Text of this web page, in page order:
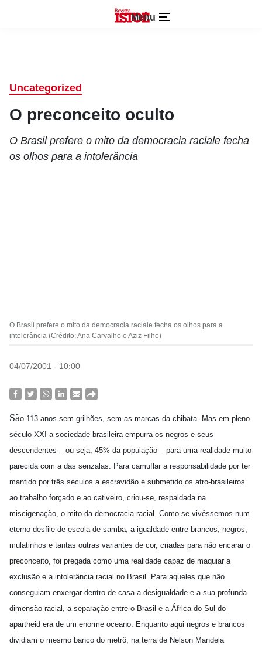
Menu
Uncategorized
O preconceito oculto
O Brasil prefere o mito da democracia raciale fecha
os olhos para a intolerância
O Brasil prefere o mito da democracia raciale fecha os olhos para a
intolerância (Crédito: Ana Carvalho e Aziz Filho)
04/07/2001 - 10:00
São 113 anos sem grilhões, sem as marcas da chibata. Mas em pleno
século XXI a sociedade brasileira empurra os negros e seus
descendentes – ou seja, 45% da população – para uma realidade muito
parecida com a das senzalas. Para camuflar a responsabilidade por ter
mantido por três séculos a escravidão e submetido os afro-brasileiros
ao trabalho forçado e ao cativeiro, criou-se, respaldada na
miscigenação, o mito da democracia racial. Como se vivêssemos num
eterno desfile de escola de samba, a igualdade entre brancos, negros,
mulatinhos e tantas outras variantes de cor, criadas para não encarar o
preconceito, foi pregada como uma realidade capaz de maquiar a
exclusão e a intolerância racial no Brasil. Para aqueles que não
conseguiam enxergar dentro de casa a desigualdade e a sua profunda
dimensão racial, a separação entre o Brasil e a África do Sul do
apartheid era de um enorme oceano. Enquanto aqui negros e brancos
dividiam o mesmo banco do metrô, na terra de Nelson Mandela